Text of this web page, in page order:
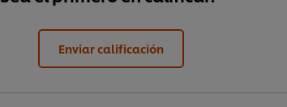
Enviar calificación